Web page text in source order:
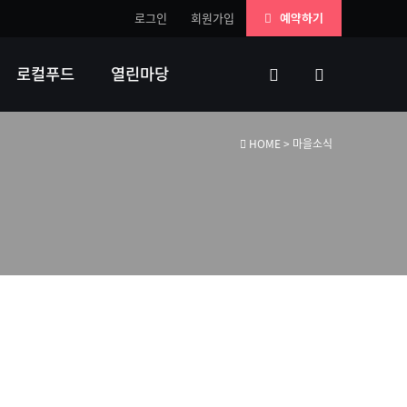
예약하기
회원가입
로그인
로컬푸드 열린마당
HOME> 마을소식